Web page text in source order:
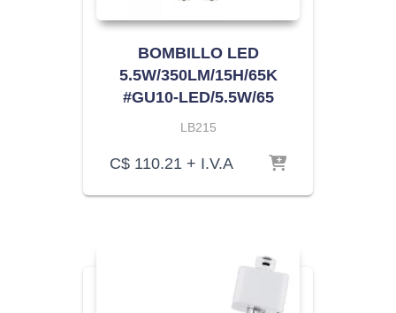
BOMBILLO LED
5.5W/350LM/15H/65K
#GU10-LED/5.5W/65
LB215
C$ 110.21 + I.V.A